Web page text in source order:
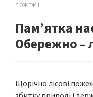
ПОЖЕЖІ!
Пам’ятка
Обережно –
Щорічно лісові